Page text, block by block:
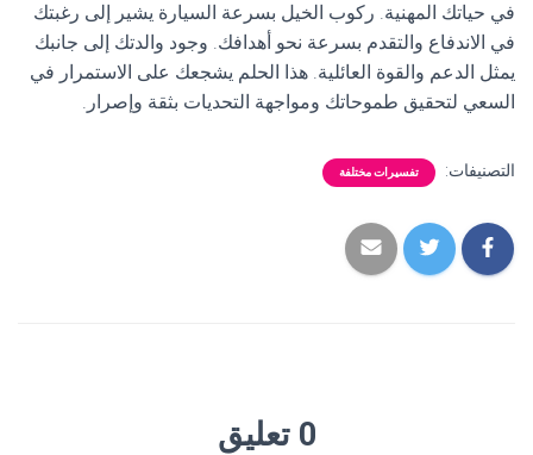
في حياتك المهنية. ركوب الخيل بسرعة السيارة يشير إلى رغبتك
في الاندفاع والتقدم بسرعة نحو أهدافك. وجود والدتك إلى جانبك
يمثل الدعم والقوة العائلية. هذا الحلم يشجعك على الاستمرار في
السعي لتحقيق طموحاتك ومواجهة التحديات بثقة وإصرار.
التصنيفات: تفسيرات مختلفة
0 تعليق